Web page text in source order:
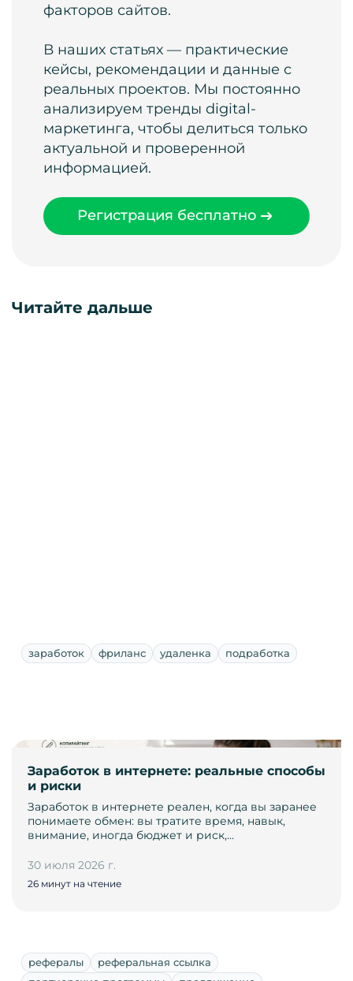
факторов сайтов.
В наших статьях — практические
кейсы, рекомендации и данные с
реальных проектов. Мы постоянно
анализируем тренды digital-
маркетинга, чтобы делиться только
актуальной и проверенной
информацией.
Регистрация бесплатно
Читайте дальше
заработок фриланс удаленка подработка
Заработок в интернете: реальные способы
и риски
Заработок в интернете реален, когда вы заранее
понимаете обмен: вы тратите время, навык,
внимание, иногда бюджет и риск,…
30 июля 2026 г.
26 минут на чтение
рефералы
реферальная ссылка